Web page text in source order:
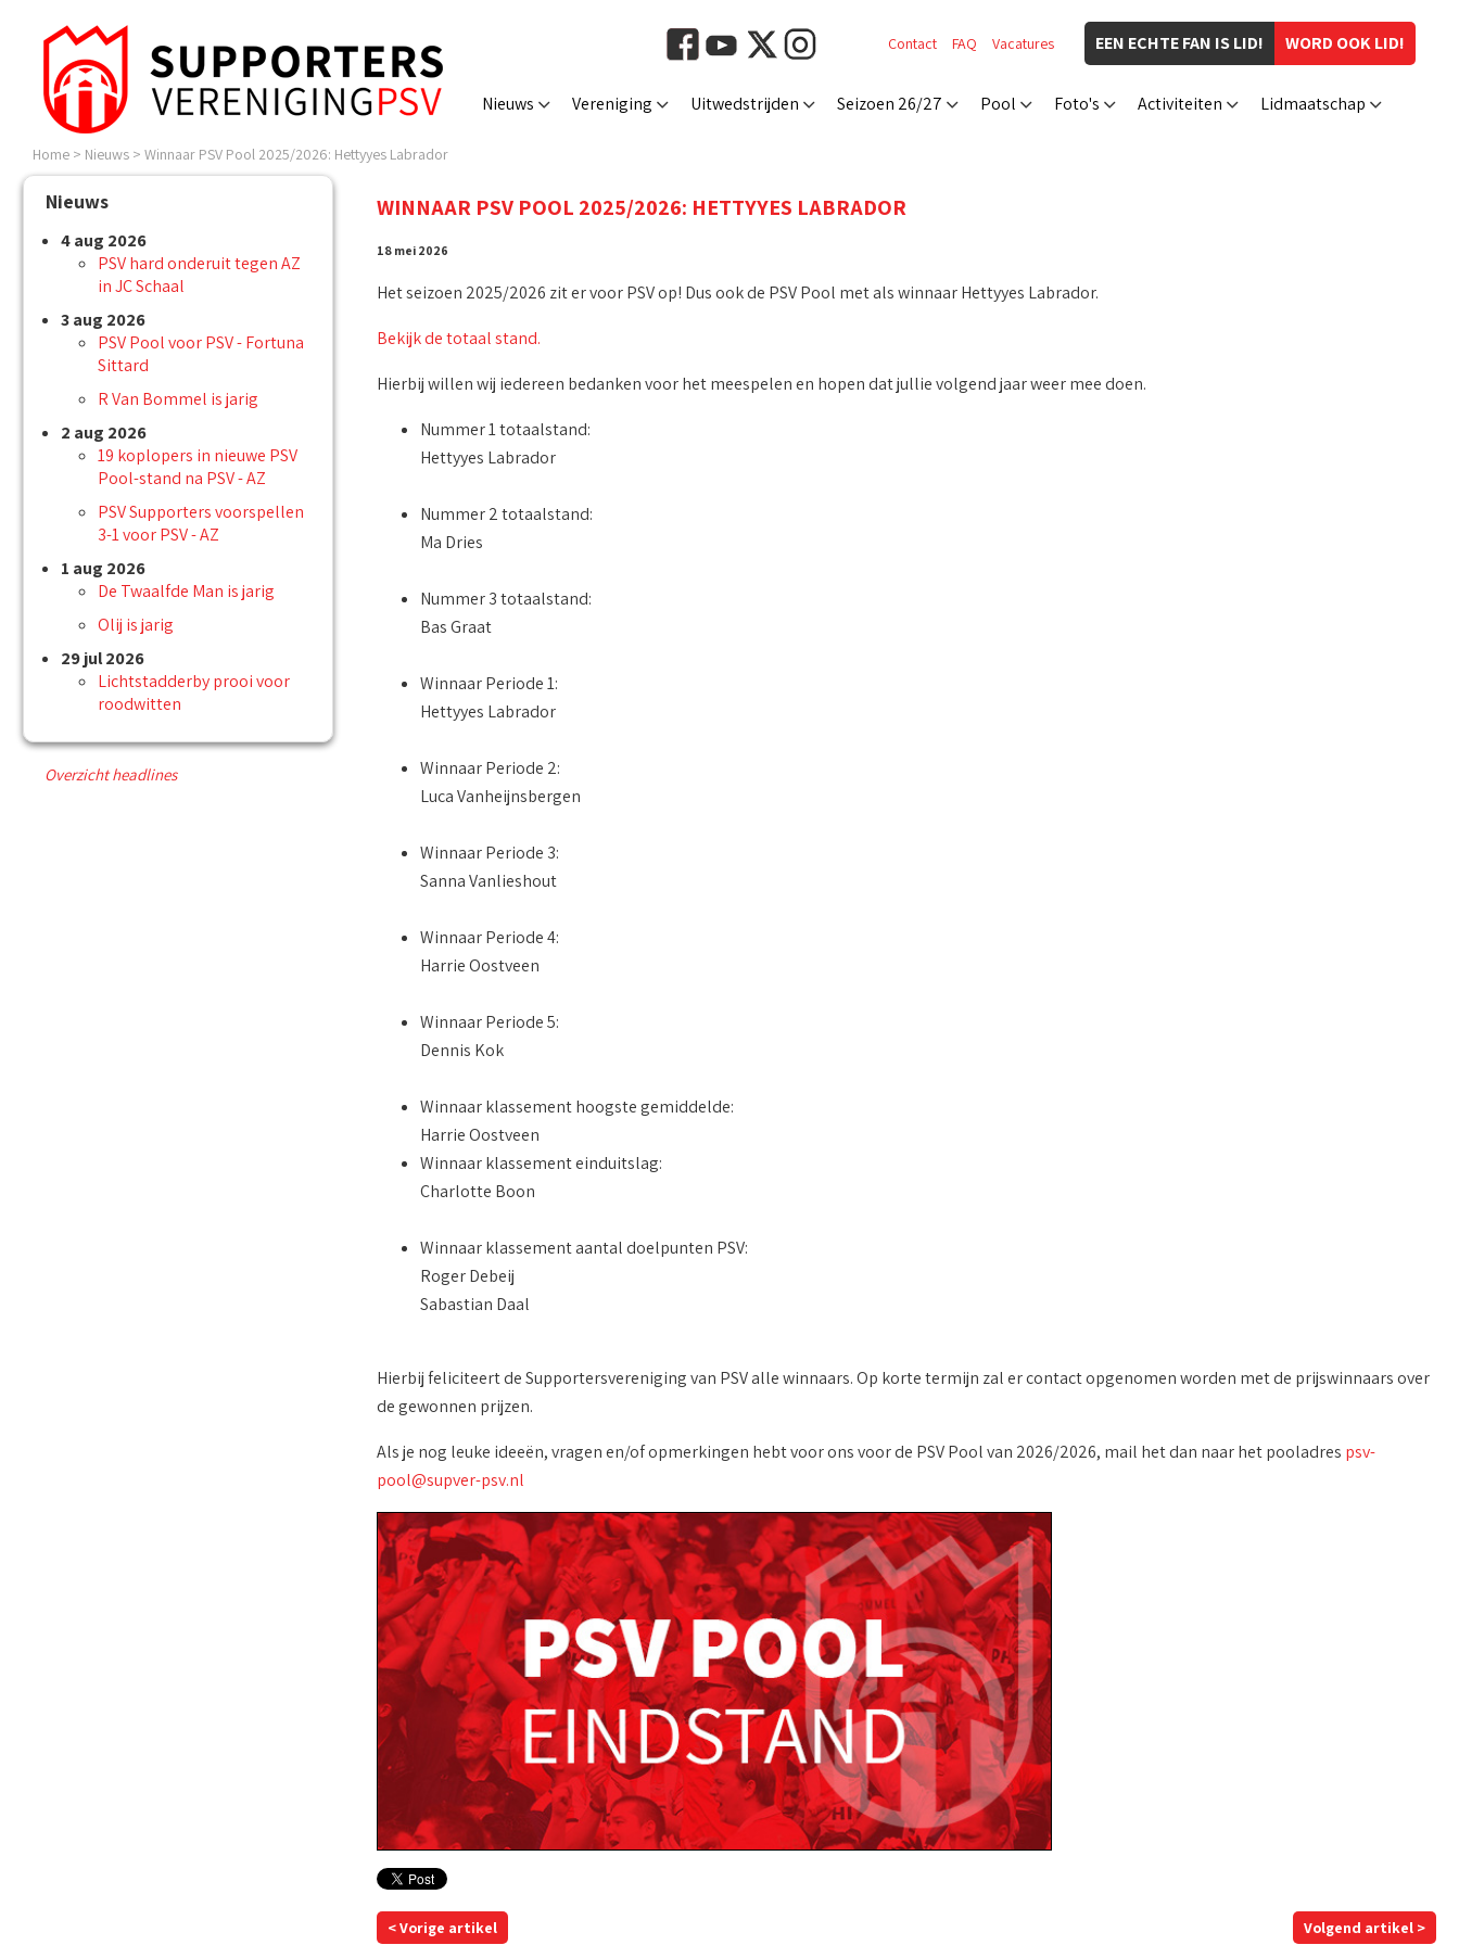
WORD OOK LID!
EEN ECHTE FAN IS LID!
Contact FAQ Vacatures
Nieuws Vereniging Uitwedstrijden Seizoen 26/27 Pool Foto's Activiteiten Lidmaatschap
Home > Nieuws > Winnaar PSV Pool 2025/2026: Hettyyes Labrador
Nieuws
4 aug 2026
PSV hard onderuit tegen AZ
in JC Schaal
3 aug 2026
PSV Pool voor PSV - Fortuna
Sittard
R Van Bommel is jarig
2 aug 2026
19 koplopers in nieuwe PSV
Pool-stand na PSV - AZ
PSV Supporters voorspellen
3-1 voor PSV - AZ
1 aug 2026
De Twaalfde Man is jarig
Olij is jarig
29 jul 2026
Lichtstadderby prooi voor
roodwitten
Overzicht headlines
WINNAAR PSV POOL 2025/2026: HETTYYES LABRADOR
18 mei 2026
Het seizoen 2025/2026 zit er voor PSV op! Dus ook de PSV Pool met als winnaar Hettyyes Labrador.
Bekijk de totaal stand.
Hierbij willen wij iedereen bedanken voor het meespelen en hopen dat jullie volgend jaar weer mee doen.
Nummer 1 totaalstand:
Hettyyes Labrador
Nummer 2 totaalstand:
Ma Dries
Nummer 3 totaalstand:
Bas Graat
Winnaar Periode 1:
Hettyyes Labrador
Winnaar Periode 2:
Luca Vanheijnsbergen
Winnaar Periode 3:
Sanna Vanlieshout
Winnaar Periode 4:
Harrie Oostveen
Winnaar Periode 5:
Dennis Kok
Winnaar klassement hoogste gemiddelde:
Harrie Oostveen
Winnaar klassement einduitslag:
Charlotte Boon
Winnaar klassement aantal doelpunten PSV:
Roger Debeij
Sabastian Daal
Hierbij feliciteert de Supportersvereniging van PSV alle winnaars. Op korte termijn zal er contact opgenomen worden met de prijswinnaars over
de gewonnen prijzen.
Als je nog leuke ideeën, vragen en/of opmerkingen hebt voor ons voor de PSV Pool van 2026/2026, mail het dan naar het pooladres psv-
pool@supver-psv.nl
< Vorige artikel Volgend artikel >